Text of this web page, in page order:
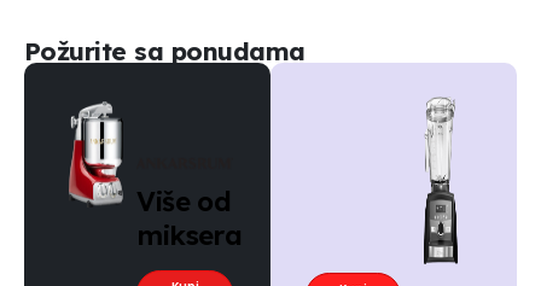
Požurite sa ponudama
Više od
miksera